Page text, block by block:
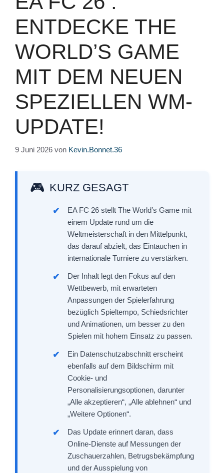
ENTDECKE THE
WORLD’S GAME
MIT DEM NEUEN
SPEZIELLEN WM-
UPDATE!
9 Juni 2026 von Kevin.Bonnet.36
KURZ GESAGT
EA FC 26 stellt The World’s Game mit
einem Update rund um die
Weltmeisterschaft in den Mittelpunkt,
das darauf abzielt, das Eintauchen in
internationale Turniere zu verstärken.
Der Inhalt legt den Fokus auf den
Wettbewerb, mit erwarteten
Anpassungen der Spielerfahrung
bezüglich Spieltempo, Schiedsrichter
und Animationen, um besser zu den
Spielen mit hohem Einsatz zu passen.
Ein Datenschutzabschnitt erscheint
ebenfalls auf dem Bildschirm mit
Cookie- und
Personalisierungsoptionen, darunter
„Alle akzeptieren“, „Alle ablehnen“ und
„Weitere Optionen“.
Das Update erinnert daran, dass
Online-Dienste auf Messungen der
Zuschauerzahlen, Betrugsbekämpfung
und der Ausspielung von